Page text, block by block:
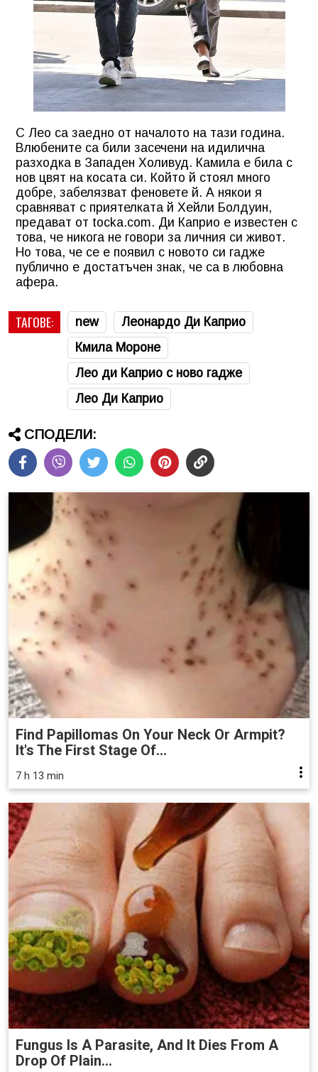
С Лео са заедно от началото на тази година.
Влюбените са били засечени на идилична
разходка в Западен Холивуд. Камила е била с
нов цвят на косата си. Който й стоял много
добре, забелязват феновете й. А някои я
сравняват с приятелката й Хейли Болдуин,
предават от tocka.com. Ди Каприо е известен с
това, че никога не говори за личния си живот.
Но това, че се е появил с новото си гадже
публично е достатъчен знак, че са в любовна
афера.
ТАГОВЕ: new
Леонардо Ди Каприо
Кмила Мороне
Лео ди Каприо с ново гадже
Лео Ди Каприо
СПОДЕЛИ:
Find Papillomas On Your Neck Or Armpit?
It's The First Stage Of...
7 h 13 min
Fungus Is A Parasite, And It Dies From A
Drop Of Plain...